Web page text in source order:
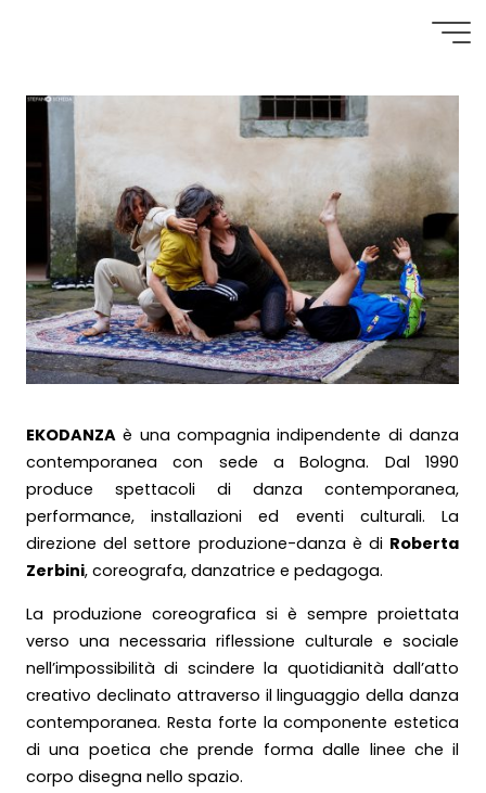
EKODANZA è una compagnia indipendente di danza
contemporanea con sede a Bologna. Dal 1990
produce spettacoli di danza contemporanea,
performance, installazioni ed eventi culturali. La
direzione del settore produzione-danza è di Roberta
Zerbini, coreografa, danzatrice e pedagoga.
La produzione coreografica si è sempre proiettata
verso una necessaria riflessione culturale e sociale
nell’impossibilità di scindere la quotidianità dall’atto
creativo declinato attraverso il linguaggio della danza
contemporanea. Resta forte la componente estetica
di una poetica che prende forma dalle linee che il
corpo disegna nello spazio.